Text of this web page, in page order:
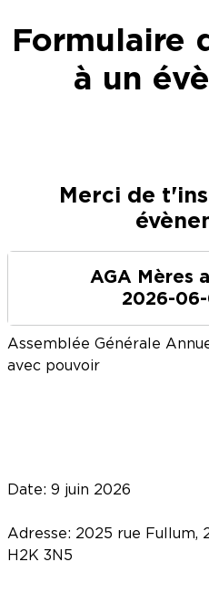
Formulaire
à un
Merci de
AGA Mères
2026-
Assemblée Générale
avec pouvoir
Date: 9 juin 2026
Adresse: 2025 rue Fullum,
H2K 3N5